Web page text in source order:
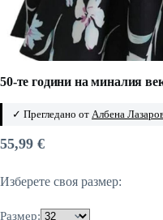
50-те години на миналия
✓ Прегледано от Албена
55,99 €
Изберете своя размер:
Размер: